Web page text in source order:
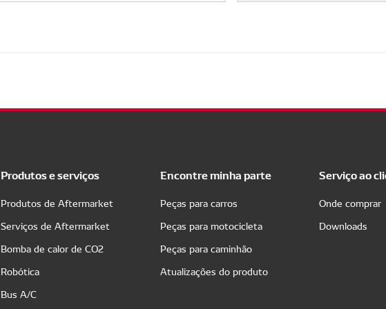
Produtos e serviços
Produtos de Aftermarket
Serviços de Aftermarket
Bomba de calor de CO2
Robótica
Bus A/C
Encontre minha parte
Peças para carros
Peças para motocicleta
Peças para caminhão
Atualizações do produto
Serviço ao
Onde comprar
Downloads